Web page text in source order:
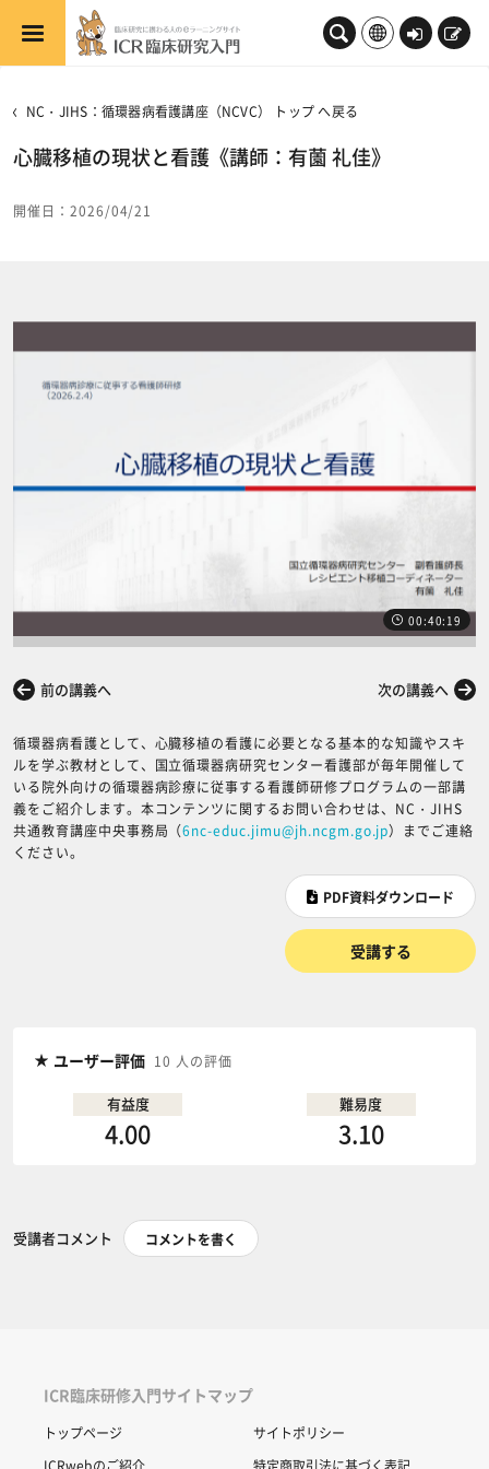
メインコンテンツへスキップする
ロ
新
NC・JIHS：循環器病看護講座（NCVC） トップ へ戻る
心臓移植の現状と看護《講師：有薗 礼佳》
開催日：2026/04/21
00:40:19
前の講義へ 次の講義へ
循環器病看護として、心臓移植の看護に必要となる基本的な知識やスキ
ルを学ぶ教材として、国立循環器病研究センター看護部が毎年開催して
いる院外向けの循環器病診療に従事する看護師研修プログラムの一部講
義をご紹介します。本コンテンツに関するお問い合わせは、NC・JIHS
共通教育講座中央事務局（6nc-educ.jimu@jh.ncgm.go.jp）までご連絡
ください。
PDF資料ダウンロード
受講する
ユーザー評価 10 人の評価
有益度
4.00
難易度
3.10
受講者コメント コメントを書く
ICR臨床研修入門サイトマップ
トップページ
サイトポリシー